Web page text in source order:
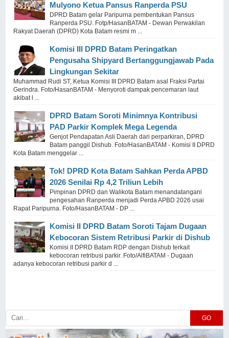
Mulyono Ketua Pansus Ranperda PSU
DPRD Batam gelar Paripurna pembentukan Pansus
Ranperda PSU. Fotp/HasanBATAM - Dewan Perwakilan
Rakyat Daerah (DPRD) Kota Batam resmi m ...
Komisi III DPRD Batam Peringatkan
Pengusaha Shipyard Bertanggungjawab Pada
Lingkungan Sekitar
Muhammad Rudi ST, Ketua Komisi III DPRD Batam asal Fraksi Partai
Gerindra. Foto/HasanBATAM - Menyoroti dampak pencemaran laut
akibat l ...
DPRD Batam Soroti Minimnya Kontribusi
PAD Parkir Komplek Mega Legenda
Genjot Pendapatan Asli Daerah dari perparkiran, DPRD
Batam panggil Dishub. Foto/HasanBATAM - Komisi II DPRD
Kota Batam menggelar ...
Tok! DPRD Kota Batam Sahkan Perda APBD
2026 Senilai Rp 4,2 Triliun Lebih
Pimpinan DPRD dan Walikota Batam menandatangani
pengesahan Ranperda menjadi Perda APBD 2026 usai
Rapat Paripurna. Foto/HasanBATAM - DP ...
Komisi II DPRD Batam Soroti Tajam Dugaan
Kebocoran Sistem Retribusi Parkir di Dishub
Komisi II DPRD Batam RDP dengan Dishub terkait
kebocoran retribusi parkir. Foto/AlfiBATAM - Dugaan
adanya kebocoran retribusi parkir d ...
GO